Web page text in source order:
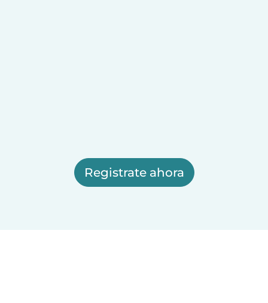
Registrate ahora